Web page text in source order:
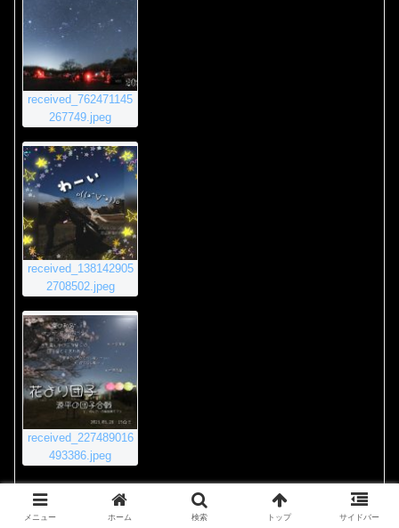
received_762471145
267749.jpeg
received_138142905
2708502.jpeg
received_227489016
493386.jpeg
2020年11月23日 8:55 PM #4011
メニュー ホーム 検索 トップ サイドバー